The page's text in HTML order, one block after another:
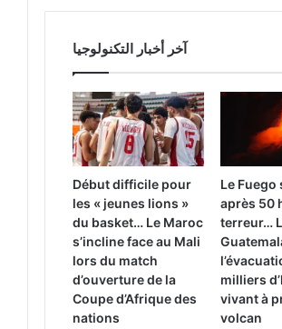
آخر أخبار التكنولوجيا
Début difficile pour
les « jeunes lions »
du basket… Le Maroc
s’incline face au Mali
lors du match
d’ouverture de la
Coupe d’Afrique des
nations
Le Fuego
après 50
terreur…
milliers
vivant à
volcan